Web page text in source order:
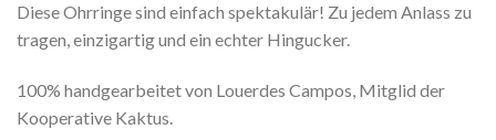
Diese Ohrringe sind einfach spektakulär! Zu jedem Anlass zu
tragen, einzigartig und ein echter Hingucker.
100% handgearbeitet von Louerdes Campos, Mitglid der
Kooperative Kaktus.